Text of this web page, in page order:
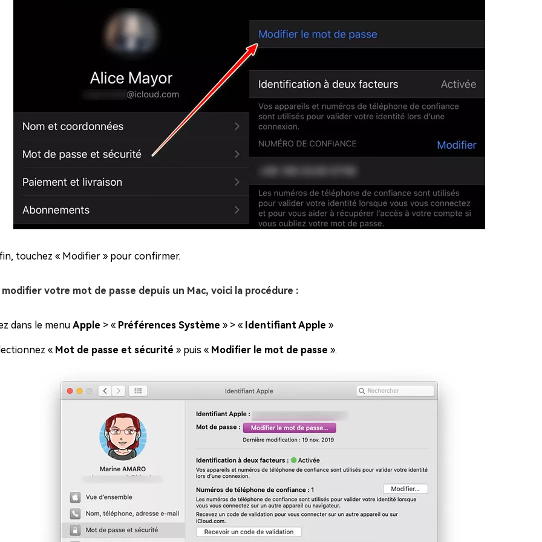
touchez « Modifier » pour confirmer.
votre mot de passe depuis un Mac, voici la procédure :
dans le menu Apple > « Préférences Système » > « Identifiant Apple »
« Mot de passe et sécurité » puis « Modifier le mot de passe ».